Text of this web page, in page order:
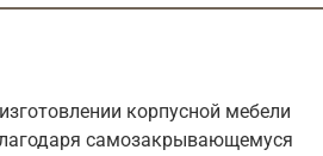
корпусной мебели
самозакрывающемуся